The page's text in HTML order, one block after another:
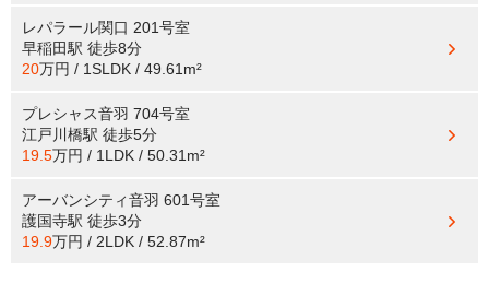
レパラール関口 201号室
早稲田駅 徒歩8分
20万円 / 1SLDK / 49.61m²
プレシャス音羽 704号室
江戸川橋駅 徒歩5分
19.5万円 / 1LDK / 50.31m²
アーバンシティ音羽 601号室
護国寺駅 徒歩3分
19.9万円 / 2LDK / 52.87m²